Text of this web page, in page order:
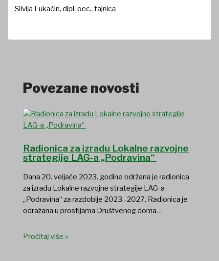
Silvija Lukačin, dipl. oec., tajnica
Povezane novosti
Radionica za izradu Lokalne razvojne
strategije LAG-a „Podravina“
Dana 20. veljače 2023. godine održana je radionica
za izradu Lokalne razvojne strategije LAG-a
„Podravina“ za razdoblje 2023.-2027. Radionica je
odražana u prostijama Društvenog doma…
Pročitaj više »